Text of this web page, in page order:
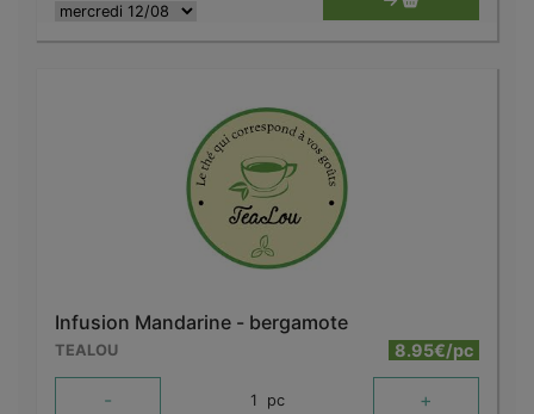
Infusion Mandarine - bergamote
TEALOU 8.95€/pc
- 1 pc +